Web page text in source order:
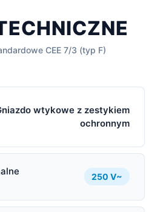
CEE 7/3 (typ F)
wtykowe z zestykiem
ochronnym
250 V~